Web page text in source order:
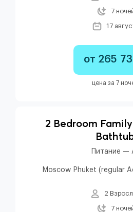
7
17
от 265
цена за 7
2 Bedroom
Питание —
Moscow Phuket (regular
2
7